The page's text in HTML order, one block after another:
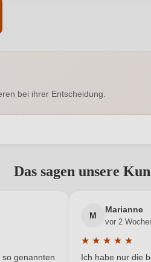
Rebsorte
bei ihrer Entscheidung.
Das sagen unsere
von 5 von 5 Sternen
genannten
M
Marianne
vor 2
★ ★ ★ ★ ★
Ich habe nur die